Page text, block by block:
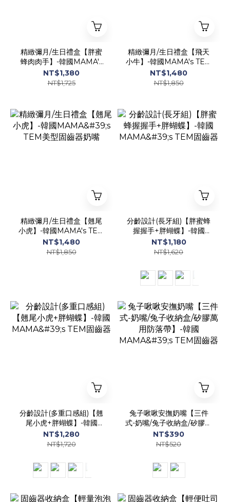
精緻彌月/生日禮盒【胖蜜
蜂肉肉手】-韓國MAMA's
TEM美型固齒器奶嘴
NT$1,380
NT$1,725
精緻彌月/生日禮盒【飛天
小牛】-韓國MAMA's TEM
美型固齒器奶嘴
NT$1,480
NT$1,850
精緻彌月/生日禮盒【翹尾
小虎】-韓國MAMA's TEM
美型固齒器奶嘴
NT$1,480
NT$1,850
分齡設計(長牙組)【胖蜜蜂
握握手+胖蝴蝶】-韓國
MAMA's TEM固齒器
NT$1,180
NT$1,620
分齡設計(多重口感組)【翹
尾小虎+胖蝴蝶】-韓國
MAMA's TEM固齒器
NT$1,280
NT$1,720
兔子啾啾安撫奶嘴【三件
式-奶嘴/兔子收納盒/矽膠萬
用防落帶】-韓國MAMA's
TEM固齒器
NT$390
NT$520